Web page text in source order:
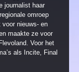
journalist haar
omroep
voor nieuws- en
maakte ze voor
Voor het
als Incite, Final